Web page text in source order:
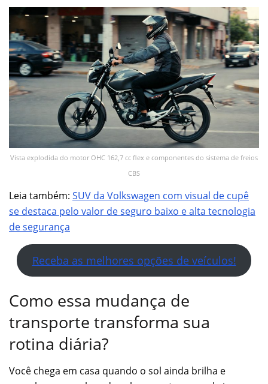
Vista explodida do motor OHC 162,7 cc flex e componentes do sistema de freios
CBS
Leia também: SUV da Volkswagen com visual de cupê
se destaca pelo valor de seguro baixo e alta tecnologia
de segurança
Receba as melhores opções de veículos!
Como essa mudança de
transporte transforma sua
rotina diária?
Você chega em casa quando o sol ainda brilha e